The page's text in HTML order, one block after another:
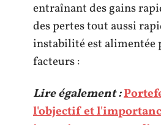
entraînant des gains
des pertes tout aussi
instabilité est alimentée
facteurs :
Lire également :
l'objectif et